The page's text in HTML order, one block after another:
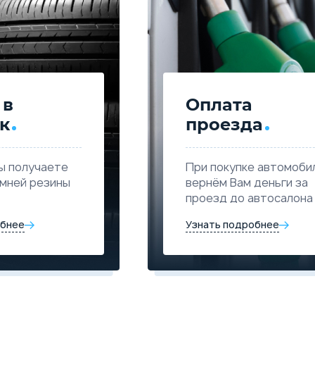
получаете
резины
Оплата
проезда
При покупке
вернём Вам деньги за
проезд до автосалона
Узнать подробнее